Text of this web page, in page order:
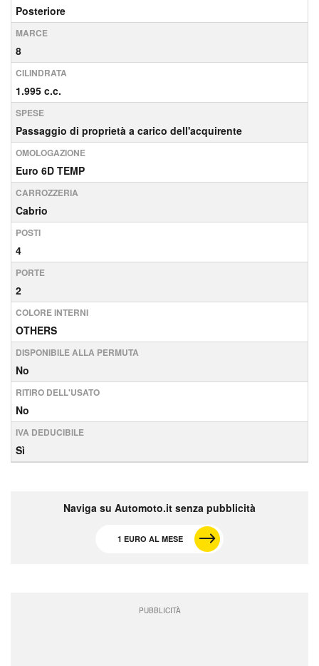
Posteriore
MARCE
8
CILINDRATA
1.995 c.c.
SPESE
Passaggio di proprietà a carico dell'acquirente
OMOLOGAZIONE
Euro 6D TEMP
CARROZZERIA
Cabrio
POSTI
4
PORTE
2
COLORE INTERNI
OTHERS
DISPONIBILE ALLA PERMUTA
No
RITIRO DELL'USATO
No
IVA DEDUCIBILE
Sì
Naviga su Automoto.it senza pubblicità
1 EURO AL MESE
PUBBLICITÀ